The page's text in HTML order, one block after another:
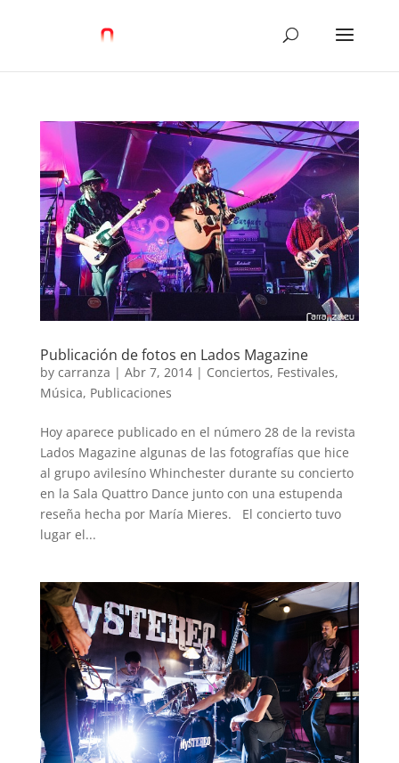
Publicación de fotos en Lados Magazine
by carranza | Abr 7, 2014| Conciertos, Festivales,
Música, Publicaciones
Hoy aparece publicado en el número 28 de la revista
Lados Magazine algunas de las fotografías que hice
al grupo avilesíno Whinchester durante su concierto
en la Sala Quattro Dance junto con una estupenda
reseña hecha por María Mieres. El concierto tuvo
lugar el...